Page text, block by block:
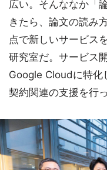
広い。そんななか「
きたら、論文の読み
点で新しいサービス
研究室だ。サービス
Google Cloudに特化
契約関連の支援を行